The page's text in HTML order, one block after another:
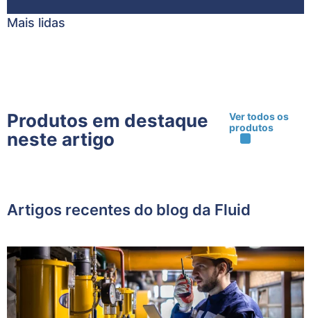
Mais lidas
Produtos em destaque
neste artigo
Ver todos os
produtos
Artigos recentes do blog da Fluid